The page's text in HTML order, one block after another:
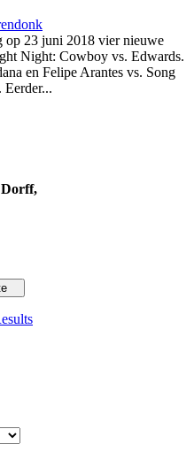
op 23 juni 2018 vier nieuwe
Night: Cowboy vs. Edwards.
en Felipe Arantes vs. Song
Eerder...